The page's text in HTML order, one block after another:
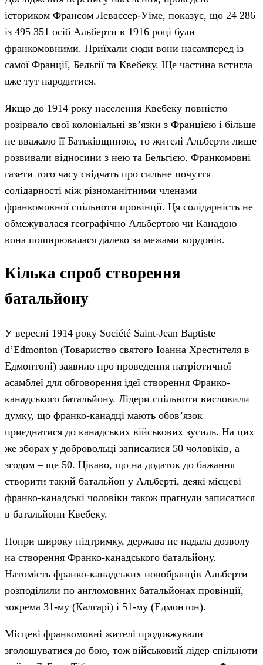
істориком Франсом Левассер-Уіме, показує, що 24 286
із 495 351 осіб Альберти в 1916 році були
франкомовними. Приїхали сюди вони насамперед із
самої Франції, Бельгії та Квебеку. Ще частина встигла
вже тут народитися.
Якщо до 1914 року населення Квебеку повністю
розірвало свої колоніальні зв’язки з Францією і більше
не вважало її Батьківщиною, то жителі Альберти лише
розвивали відносини з нею та Бельгією. Франкомовні
газети того часу свідчать про сильне почуття
солідарності між різноманітними членами
франкомовної спільноти провінції. Ця солідарність не
обмежувалася географічно Альбертою чи Канадою –
вона поширювалася далеко за межами кордонів.
Кілька спроб створення
батальйону
У вересні 1914 року Société Saint-Jean Baptiste
d’Edmonton (Товариство святого Іоанна Хрестителя в
Едмонтоні) заявило про проведення патріотичної
асамблеї для обговорення ідеї створення Франко-
канадського батальйону. Лідери спільноти висловили
думку, що франко-канадці мають обов’язок
приєднатися до канадських військових зусиль. На цих
же зборах у добровольці записалися 50 чоловіків, а
згодом – ще 50. Цікаво, що на додаток до бажання
створити такий батальйон у Альберті, деякі місцеві
франко-канадські чоловіки також прагнули записатися
в батальйони Квебеку.
Попри широку підтримку, держава не надала дозволу
на створення Франко-канадського батальйону.
Натомість франко-канадських новобранців Альберти
розподілили по англомовних батальйонах провінції,
зокрема 31-му (Калгарі) і 51-му (Едмонтон).
Місцеві франкомовні жителі продовжували
зголошуватися до бою, тож військовий лідер спільноти